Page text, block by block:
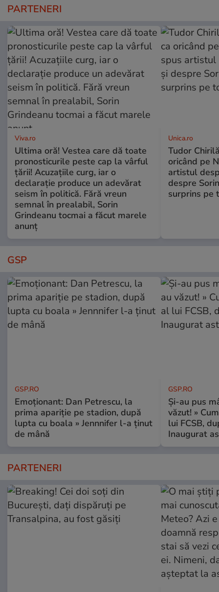
PARTENERI
Viva.ro
Ultima oră! Vestea care dă toate
pronosticurile peste cap la vârful
țării! Acuzațiile curg, iar o
declarație produce un adevărat
seism în politică. Fără vreun
semnal în prealabil, Sorin
Grindeanu tocmai a făcut marele
anunț
Unica.ro
Tudor
oricând pe
artistul
despre
surprins pe
GSP
GSP.RO
Emoționant: Dan Petrescu, la
prima apariție pe stadion, după
lupta cu boala » Jennnifer l-a ținut
de mână
GSP.RO
Și-au pus
văzut! »
lui FCSB,
Inaugurat
PARTENERI